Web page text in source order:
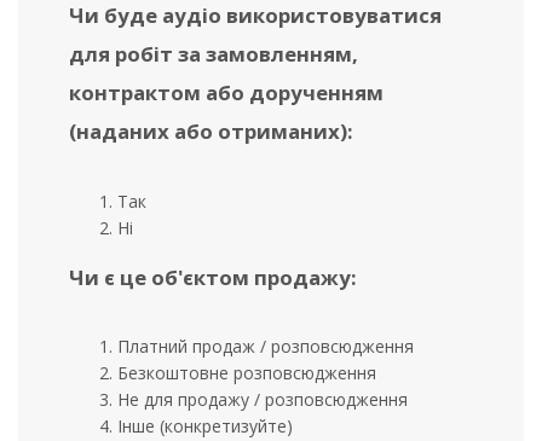
Чи буде аудіо використовуватися
для робіт за замовленням,
контрактом або дорученням
(наданих або отриманих):
Так
Ні
Чи є це об'єктом продажу:
Платний продаж / розповсюдження
Безкоштовне розповсюдження
Не для продажу / розповсюдження
Інше (конкретизуйте)